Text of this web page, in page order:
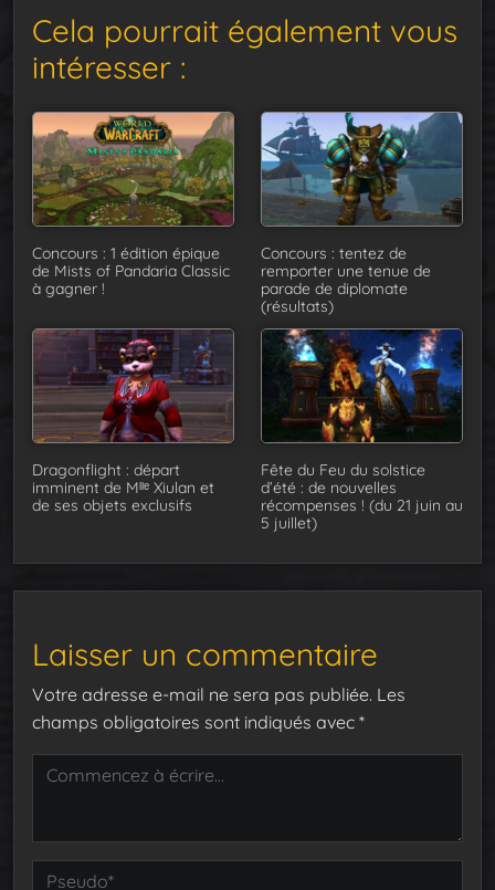
Cela pourrait également vous
intéresser :
Concours : 1 édition épique
de Mists of Pandaria Classic
à gagner !
Concours : tentez de
remporter une tenue de
parade de diplomate
(résultats)
Dragonflight : départ
imminent de Mˡˡᵉ Xiulan et
de ses objets exclusifs
Fête du Feu du solstice
d’été : de nouvelles
récompenses ! (du 21 juin au
5 juillet)
Laisser un commentaire
Votre adresse e-mail ne sera pas publiée. Les
champs obligatoires sont indiqués avec *